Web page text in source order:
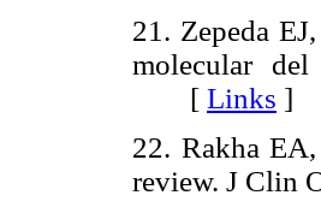
21. Zepeda
molecular
[ Links ]
22. Rakha
review. J